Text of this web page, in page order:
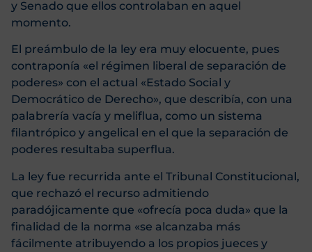
y Senado que ellos controlaban en aquel
momento.
El preámbulo de la ley era muy elocuente, pues
contraponía «el régimen liberal de separación de
poderes» con el actual «Estado Social y
Democrático de Derecho», que describía, con una
palabrería vacía y meliflua, como un sistema
filantrópico y angelical en el que la separación de
poderes resultaba superflua.
La ley fue recurrida ante el Tribunal Constitucional,
que rechazó el recurso admitiendo
paradójicamente que «ofrecía poca duda» que la
finalidad de la norma «se alcanzaba más
fácilmente atribuyendo a los propios jueces y